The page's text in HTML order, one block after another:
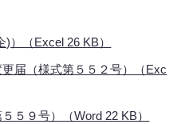
）（Excel 26 KB）
届（様式第５５２号）（Exc
５９号）（Word 22 KB）